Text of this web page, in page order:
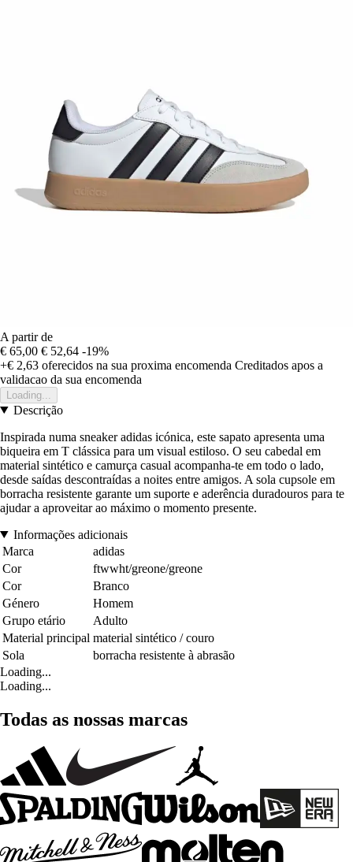
A partir de
€ 65,00 € 52,64 -19%
+€ 2,63 oferecidos na sua proxima encomenda Creditados apos a
validacao da sua encomenda
Loading...
Descrição
Inspirada numa sneaker adidas icónica, este sapato apresenta uma
biqueira em T clássica para um visual estiloso. O seu cabedal em
material sintético e camurça casual acompanha-te em todo o lado,
desde saídas descontraídas a noites entre amigos. A sola cupsole em
borracha resistente garante um suporte e aderência duradouros para te
ajudar a aproveitar ao máximo o momento presente.
Informações adicionais
Marca
adidas
Cor
ftwwht/greone/greone
Cor
Branco
Género
Homem
Grupo etário
Adulto
Material principal material sintético / couro
Sola
borracha resistente à abrasão
Loading...
Loading...
Todas as nossas marcas